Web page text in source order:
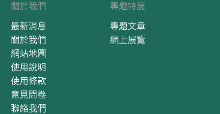
關於我們
最新消息
關於我們
網站地圖
使用說明
使用條款
意見問卷
聯絡我們
專題特展
專題文章
網上展覽